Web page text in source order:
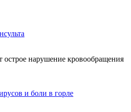
острое нарушение кровообращения
и боли в горле